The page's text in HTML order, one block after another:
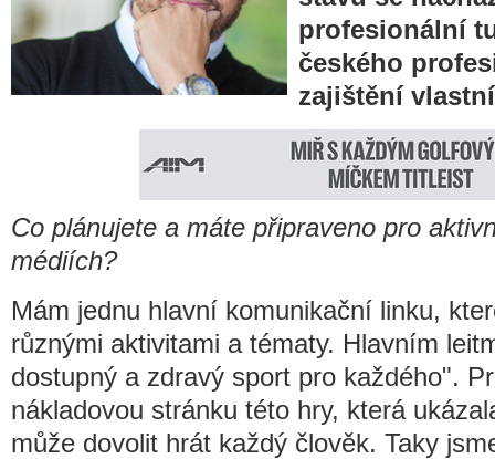
profesionální
českého
zajištění
Co plánujete a máte připraveno pro
médiích?
Mám jednu hlavní komunikační linku,
různými aktivitami a tématy. Hlavním
dostupný a zdravý sport pro každého".
nákladovou stránku této hry, která
může dovolit hrát každý člověk. Taky